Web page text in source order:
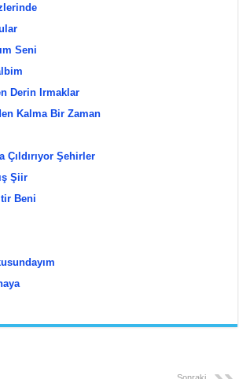
Seni
Derin Irmaklar
Kalma Bir Zaman
Çıldırıyor Şehirler
Şiir
Beni